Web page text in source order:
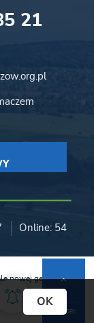
21
Online: 54
nowej generacji
DO GÓRY
OK